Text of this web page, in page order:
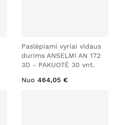
Paslėpiami vyriai vidaus
durims ANSELMI AN 172
3D - PAKUOTĖ 30 vnt.
Nuo 464,05 €